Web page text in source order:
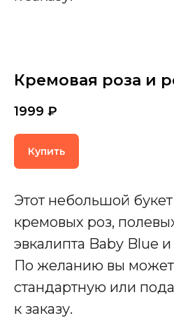
Кремовая роза и
1999 ₽
Купить
Этот небольшой букет
кремовых роз,
эвкалипта Baby Blue
По желанию вы
стандартную или
к заказу.